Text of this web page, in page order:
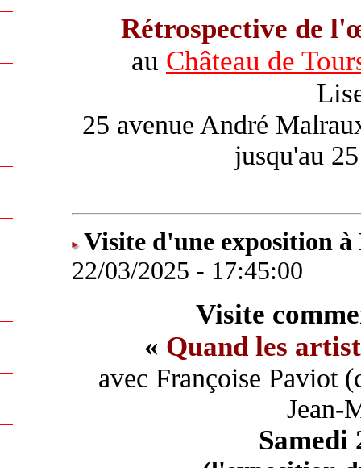
Rétrospective de
au Château de
25 avenue André
jusqu'au
Visite d'une exposition à
22/03/2025 - 17:45:00
Visite
« Quand les
avec Françoise Paviot
Jean-
Samedi